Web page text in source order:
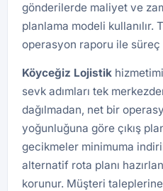
gönderilerde maliyet ve
planlama modeli kullanılır.
operasyon raporu ile süreç
Köyceğiz Lojistik
sevk adımları tek
dağılmadan, net bir
yoğunluğuna göre çıkış
gecikmeler minimuma
alternatif rota planı
korunur. Müşteri